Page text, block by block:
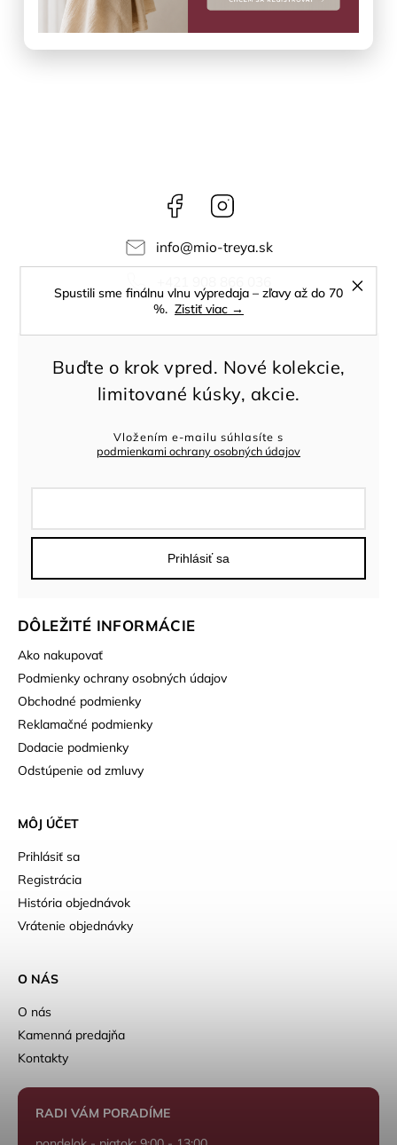
Spustili sme finálnu vlnu výpredaja – zľavy až do 70
%. Zistiť viac →
DO KOŠÍKA
Facebook
info@mio-treya.sk
DÔLEŽITÉ INFORMÁCIE
Ako nakupovať
Podmienky ochrany osobných údajov
Obchodné podmienky
Reklamačné podmienky
Dodacie podmienky
Odstúpenie od zmluvy
MÔJ ÚČET
Prihlásiť sa
Registrácia
História objednávok
Vrátenie objednávky
Vložením e-mailu súhlasíte s
podmienkami ochrany osobných údajov
Prihlásiť sa
O NÁS
O nás
Kamenná predajňa
Kontakty
RADI VÁM PORADÍME